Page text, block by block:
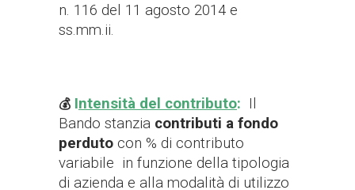
n. 116 del 11 agosto 2014 e
ss.mm.ii.
💰 Intensità del contributo: Il
Bando stanzia contributi a fondo
perduto con % di contributo
variabile in funzione della tipologia
di azienda e alla modalità di utilizzo